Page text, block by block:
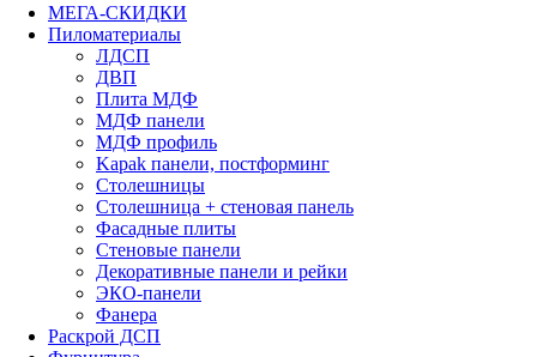
МЕГА-СКИДКИ
Пиломатериалы
ЛДСП
ДВП
Плита МДФ
МДФ панели
МДФ профиль
Kapak панели, постформинг
Столешницы
Столешница + стеновая панель
Фасадные плиты
Стеновые панели
Декоративные панели и рейки
ЭКО-панели
Фанера
Раскрой ДСП